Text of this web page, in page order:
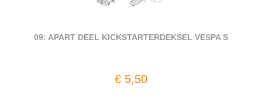
09: APART DEEL KICKSTARTERDEKSEL VESPA S
€ 5,50